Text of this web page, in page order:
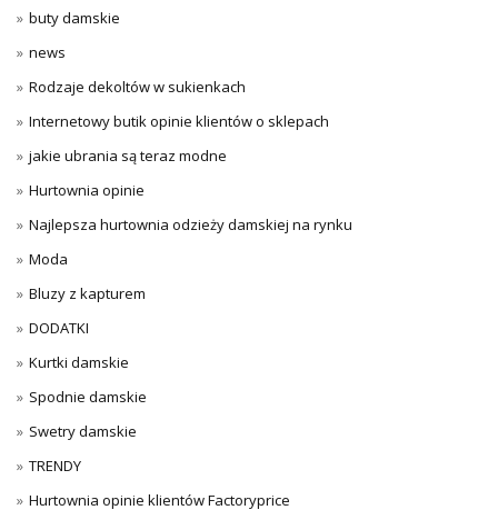
buty damskie
news
Rodzaje dekoltów w sukienkach
Internetowy butik opinie klientów o sklepach
jakie ubrania są teraz modne
Hurtownia opinie
Najlepsza hurtownia odzieży damskiej na rynku
Moda
Bluzy z kapturem
DODATKI
Kurtki damskie
Spodnie damskie
Swetry damskie
TRENDY
Hurtownia opinie klientów Factoryprice